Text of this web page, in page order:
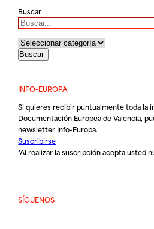
Buscar
INFO-EUROPA
Si quieres recibir puntualmente toda la
Documentación Europea de Valencia,
newsletter Info-Europa.
Suscribirse
*Al realizar la suscripción acepta usted
SÍGUENOS